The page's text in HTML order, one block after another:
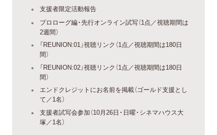
支援者限定活動報告
プロローグ編・先行オンライン試写（1点／視聴期間は
2週間）
「REUNION:01」視聴リンク（1点／視聴期間は180日
間）
「REUNION:02」視聴リンク（1点／視聴期間は180日
間）
エンドクレジットにお名前を掲載（ゴールド支援とし
て／1名）
支援者試写会参加（10月26日・日曜・シネマハウス大
塚／1名）